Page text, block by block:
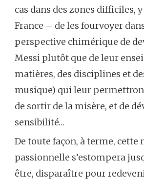
cas dans des zones difficiles,
France – de les fourvoyer
perspective chimérique de
Messi plutôt que de leur
matières, des disciplines et
musique) qui leur
de sortir de la misère, et de
sensibilité…
De toute façon, à terme, cette
passionnelle s’estompera
être, disparaître pour